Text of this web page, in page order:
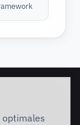
optimales